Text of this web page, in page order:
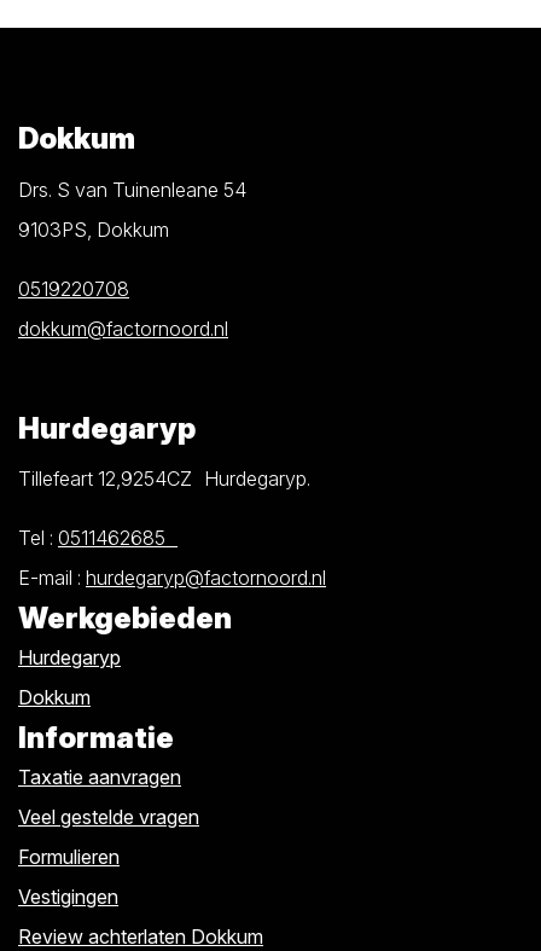
Dokkum
Drs. S van Tuinenleane 54
9103PS, Dokkum
0519220708
dokkum@factornoord.nl
Hurdegaryp
Tillefeart 12,9254CZ Hurdegaryp.
Tel : 0511462685
E-mail : hurdegaryp@factornoord.nl
Werkgebieden
Hurdegaryp
Dokkum
Informatie
Taxatie aanvragen
Veel gestelde vragen
Formulieren
Vestigingen
Review achterlaten Dokkum